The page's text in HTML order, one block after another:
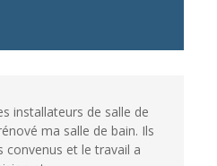
installateurs de salle de
ma salle de bain. Ils
convenus et le travail a